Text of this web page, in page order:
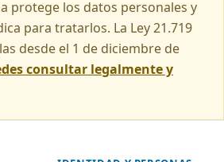
protege los datos personales y
para tratarlos. La Ley 21.719
desde el 1 de diciembre de
consultar legalmente y